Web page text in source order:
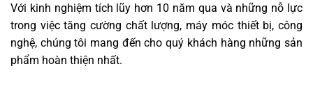
Với kinh nghiệm tích lũy hơn 10 năm qua và những nỗ lực
trong việc tăng cường chất lượng, máy móc thiết bị, công
nghệ, chúng tôi mang đến cho quý khách hàng những sản
phẩm hoàn thiện nhất.